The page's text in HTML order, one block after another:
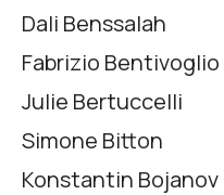
Dali Benssalah
Fabrizio Bentivoglio
Julie Bertuccelli
Simone Bitton
Konstantin Bojanov